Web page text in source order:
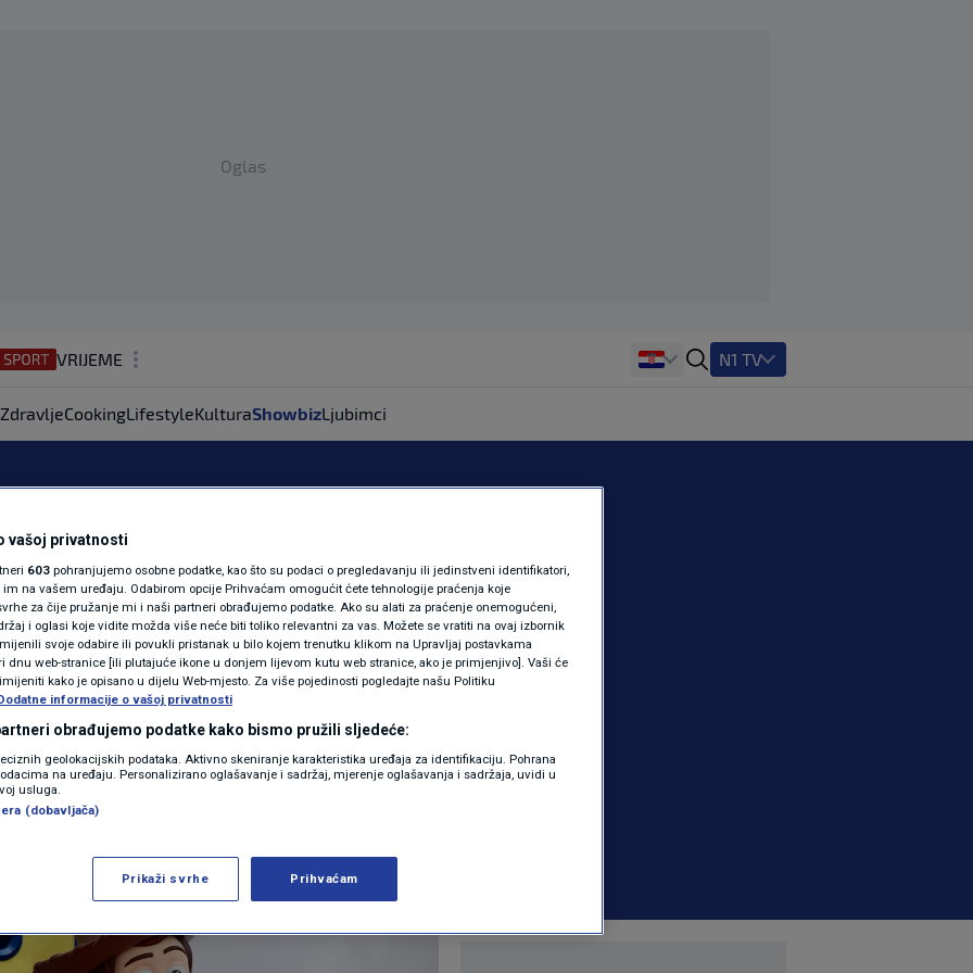
Oglas
VRIJEME
REGIJA
MAGAZIN
KOLUMNE
N1(DIS)INFO
KLIMATSKE PROMJENE
FOTO
VIDEO
N1 TV
ZdravljeCookingLifestyleKulturaShowbizLjubimci
o igračkama 5
dječje ovisnosti o
SHOWBIZ | 0 komentara
Više
vašoj privatnosti
603 pohranjujemo osobne podatke, kao što su podaci o pregledavanju ili jedinstveni identifikatori,
na vašem uređaju. Odabirom opcije Prihvaćam omogućit ćete tehnologije praćenja koje
za čije pružanje mi i naši partneri obrađujemo podatke. Ako su alati za praćenje onemogućeni,
i oglasi koje vidite možda više neće biti toliko relevantni za vas. Možete se vratiti na ovaj izbornik
svoje odabire ili povukli pristanak u bilo kojem trenutku klikom na Upravljaj postavkama
dnu web-stranice [ili plutajuće ikone u donjem lijevom kutu web stranice, ako je primjenjivo]. Vaši će
kako je opisano u dijelu Web-mjesto. Za više pojedinosti pogledajte našu Politiku
informacije o vašoj privatnosti
obrađujemo podatke kako bismo pružili sljedeće:
geolokacijskih podataka. Aktivno skeniranje karakteristika uređaja za identifikaciju. Pohrana
na uređaju. Personalizirano oglašavanje i sadržaj, mjerenje oglašavanja i sadržaja, uvidi u
usluga.
(dobavljača)
Prikaži svrhe Prihvaćam